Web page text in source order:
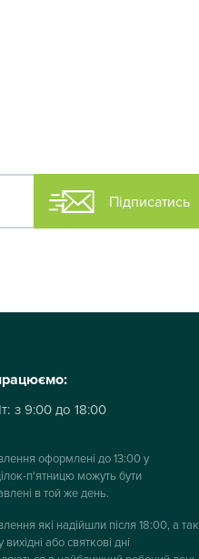
Підписатись
з 9:00 до 18:00
оформлені до 13:00 у
п'ятницю можуть бути
в той же день.
які надійшли після 18:00, а так
або святкові дні